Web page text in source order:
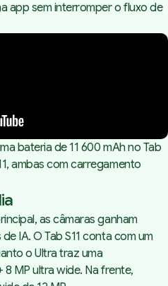
app sem interromper o fluxo de
bateria de 11 600 mAh no Tab
ambas com carregamento
as câmaras ganham
IA. O Tab S11 conta com um
o Ultra traz uma
MP ultra wide. Na frente,